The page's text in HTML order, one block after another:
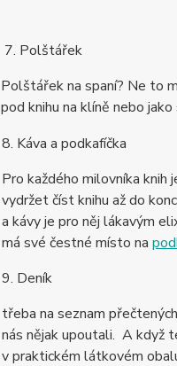
7. Polštářek
Polštářek na spaní? Ne to
pod knihu na klíně nebo
8. Káva a podkafíčka
Pro každého milovníka knih
vydržet číst knihu až do
a kávy je pro něj lákavým
má své čestné místo na
9. Deník
třeba na seznam
nás nějak upoutali. A když
v praktickém látkovém